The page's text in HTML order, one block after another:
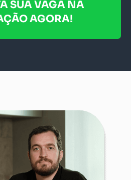
SUA VAGA NA
AGORA!